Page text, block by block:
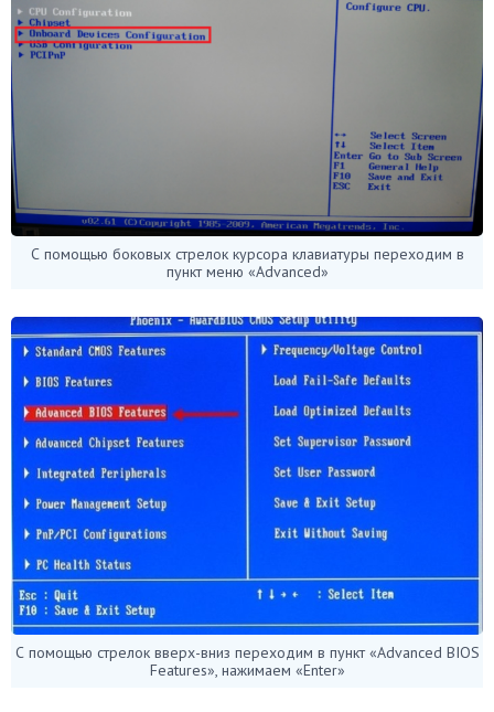
С помощью боковых стрелок курсора клавиатуры переходим в
пункт меню «Advanced»
С помощью стрелок вверх-вниз переходим в пункт «Advanced BIOS
Features», нажимаем «Enter»